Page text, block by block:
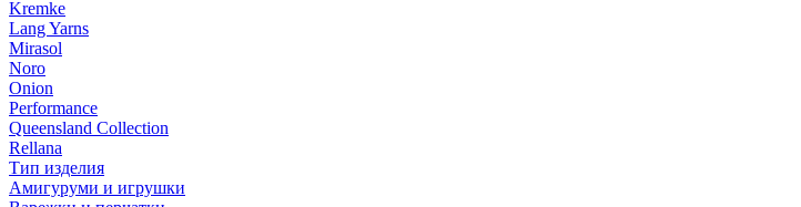
Kremke
Lang Yarns
Mirasol
Noro
Onion
Performance
Queensland Collection
Rellana
Тип изделия
Амигуруми и игрушки